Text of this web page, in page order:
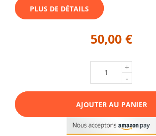
PLUS DE DÉTAILS
50,00 €
+
-
AJOUTER AU PANIER